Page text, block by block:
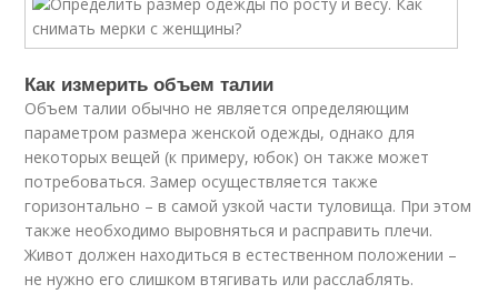
Как измерить объем талии
Объем талии обычно не является определяющим
параметром размера женской одежды, однако для
некоторых вещей (к примеру, юбок) он также может
потребоваться. Замер осуществляется также
горизонтально – в самой узкой части туловища. При этом
также необходимо выровняться и расправить плечи.
Живот должен находиться в естественном положении –
не нужно его слишком втягивать или расслаблять.